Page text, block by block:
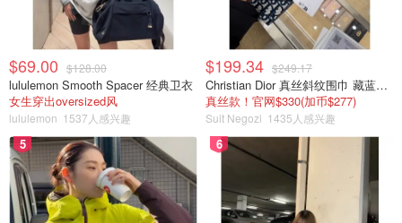
$69.00 $128.00
lululemon Smooth Spacer 经典卫衣
女生穿出oversized风
lululemon 1537人感兴趣
$199.34 $249.17
Christian Dior 真丝斜纹围巾 藏蓝米色
真丝款！官网$330(加币$277)
Suit Negozi 1435人感兴趣
5 6